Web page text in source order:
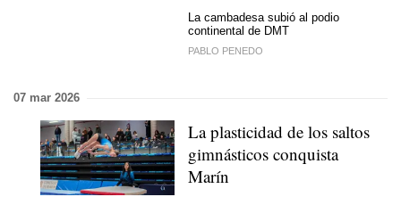
La cambadesa subió al podio
continental de DMT
PABLO PENEDO
07 mar 2026
La plasticidad de los saltos
gimnásticos conquista
Marín